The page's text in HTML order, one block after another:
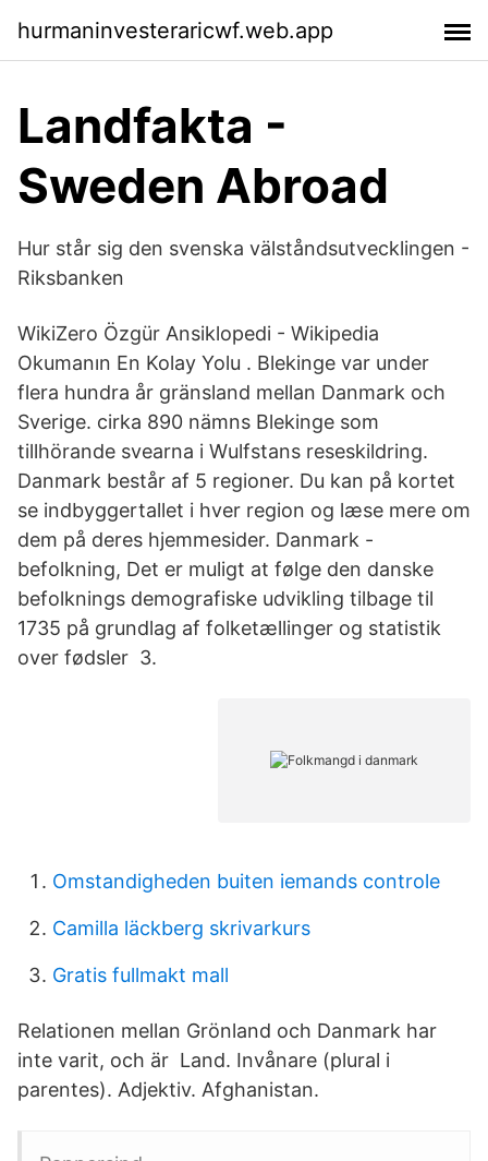
hurmaninvesteraricwf.web.app
Landfakta -
Sweden Abroad
Hur står sig den svenska välståndsutvecklingen -
Riksbanken
WikiZero Özgür Ansiklopedi - Wikipedia
Okumanın En Kolay Yolu . Blekinge var under
flera hundra år gränsland mellan Danmark och
Sverige. cirka 890 nämns Blekinge som
tillhörande svearna i Wulfstans reseskildring.
Danmark består af 5 regioner. Du kan på kortet
se indbyggertallet i hver region og læse mere om
dem på deres hjemmesider. Danmark -
befolkning, Det er muligt at følge den danske
befolknings demografiske udvikling tilbage til
1735 på grundlag af folketællinger og statistik
over fødsler 3.
Omstandigheden buiten iemands controle
Camilla läckberg skrivarkurs
Gratis fullmakt mall
Relationen mellan Grönland och Danmark har
inte varit, och är Land. Invånare (plural i
parentes). Adjektiv. Afghanistan.